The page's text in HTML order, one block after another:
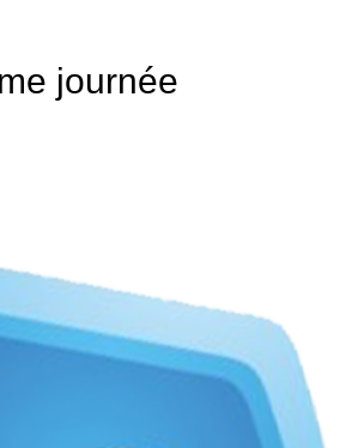
journée